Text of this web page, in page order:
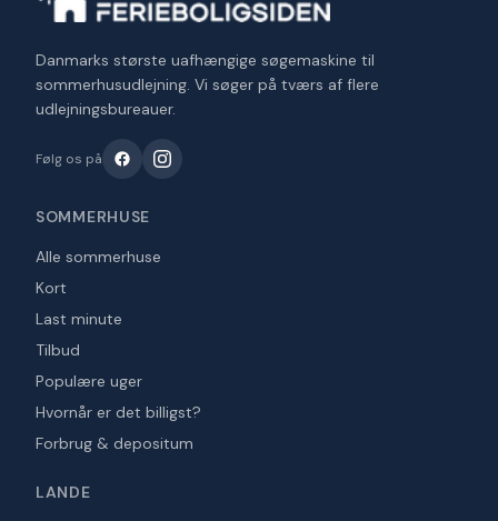
Danmarks største uafhængige søgemaskine til
sommerhusudlejning. Vi søger på tværs af flere
udlejningsbureauer.
Følg os på
SOMMERHUSE
Alle sommerhuse
Kort
Last minute
Tilbud
Populære uger
Hvornår er det billigst?
Forbrug & depositum
LANDE